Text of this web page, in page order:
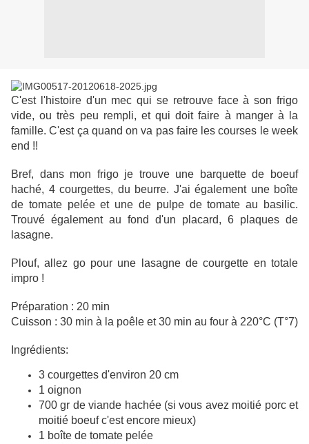
C'est l'histoire d'un mec qui se retrouve face à son frigo
vide, ou très peu rempli, et qui doit faire à manger à la
famille. C'est ça quand on va pas faire les courses le week
end !!
Bref, dans mon frigo je trouve une barquette de boeuf
haché, 4 courgettes, du beurre. J'ai également une boîte
de tomate pelée et une de pulpe de tomate au basilic.
Trouvé également au fond d'un placard, 6 plaques de
lasagne.
Plouf, allez go pour une lasagne de courgette en totale
impro !
Préparation : 20 min
Cuisson : 30 min à la poêle et 30 min au four à 220°C (T°7)
Ingrédients:
3 courgettes d'environ 20 cm
1 oignon
700 gr de viande hachée (si vous avez moitié porc et
moitié boeuf c'est encore mieux)
1 boîte de tomate pelée